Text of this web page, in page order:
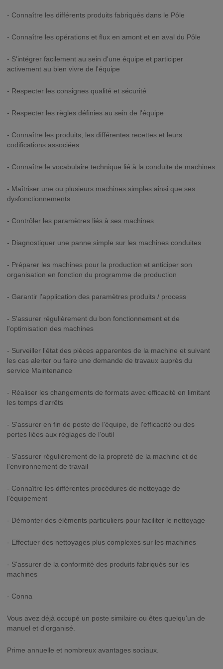
- Connaître les différents produits fabriqués dans le Pôle
- Connaître les opérations et flux en amont et en aval du Pôle
- S'intégrer facilement au sein d'une équipe et participer
activement au bien vivre de l'équipe
- Respecter les consignes qualité et sécurité
- Respecter les règles définies au sein de l'équipe
- Connaître les produits, les différentes recettes et leurs
codifications associées
- Connaître le vocabulaire technique lié à la conduite de machines
- Maîtriser une ou plusieurs machines simples ainsi que ses
dysfonctionnements
- Contrôler les paramètres liés à ses machines
- Diagnostiquer une panne simple sur les machines conduites
- Préparer les machines pour la production et anticiper son
organisation en fonction du programme de production
- Garantir l'application des paramètres produits / process
- S'assurer régulièrement du bon fonctionnement et de
l'optimisation des machines
- Surveiller l'état des pièces apparentes de la machine et suivant
les cas alerter ou faire une demande de travaux auprès du
service Maintenance
- Réaliser les changements de formats avec efficacité en limitant
les temps d'arrêts
- S'assurer en fin de poste de l'équipe, de l'efficacité ou des
pertes liées aux réglages de l'outil
- S'assurer régulièrement de la propreté de la machine et de
l'environnement de travail
- Connaître les différentes procédures de nettoyage de
l'équipement
- Démonter des éléments particuliers pour faciliter le nettoyage
- Effectuer des nettoyages plus complexes sur les machines
- S'assurer de la conformité des produits fabriqués sur les
machines
- Conna
Vous avez déjà occupé un poste similaire ou êtes quelqu'un de
manuel et d'organisé.
Prime annuelle et nombreux avantages sociaux.